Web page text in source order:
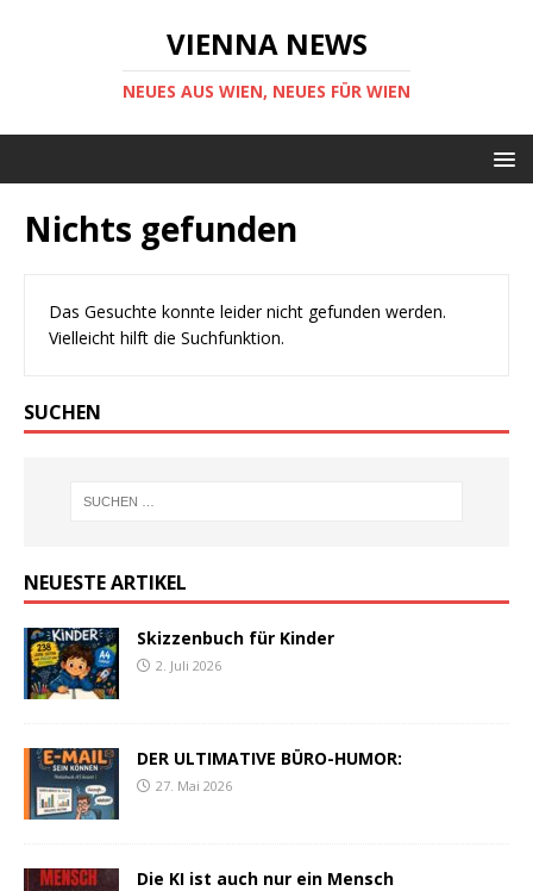
VIENNA NEWS
NEUES AUS WIEN, NEUES FÜR WIEN
Nichts gefunden
Das Gesuchte konnte leider nicht gefunden werden.
Vielleicht hilft die Suchfunktion.
SUCHEN
NEUESTE ARTIKEL
Skizzenbuch für Kinder
2. Juli 2026
DER ULTIMATIVE BÜRO-HUMOR:
27. Mai 2026
Die KI ist auch nur ein Mensch